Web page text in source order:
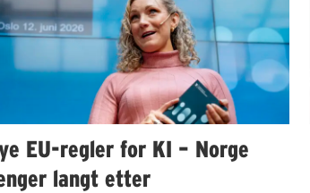
EU-regler for KI – Norge
langt etter